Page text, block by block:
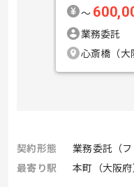
〜
業務委託
心斎橋（大
契約形態
業務委託（フ
最寄り駅
本町（大阪府